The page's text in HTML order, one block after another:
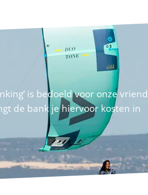
is bedoeld voor onze
de bank je hiervoor kosten in